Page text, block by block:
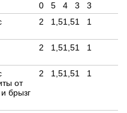
0 5 4 3
3
2 1,51,51 1
2 1,51,51 1
от
брызг
2 1,51,51 1